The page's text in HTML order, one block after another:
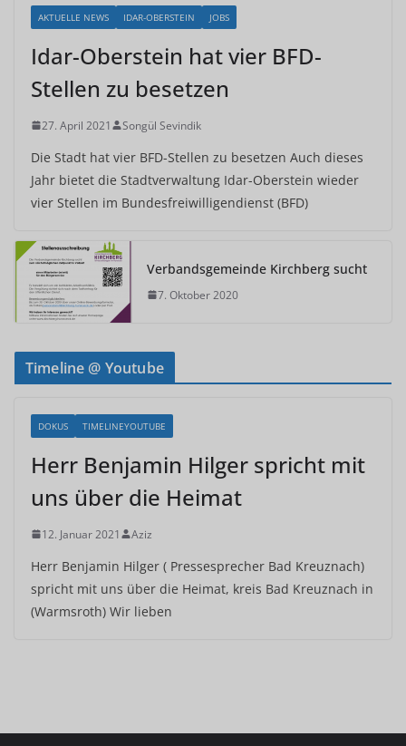
AKTUELLE NEWS IDAR-OBERSTEIN JOBS
Idar-Oberstein hat vier BFD-
Stellen zu besetzen
27. April 2021 Songül Sevindik
Die Stadt hat vier BFD-Stellen zu besetzen Auch dieses
Jahr bietet die Stadtverwaltung Idar-Oberstein wieder
vier Stellen im Bundesfreiwilligendienst (BFD)
Verbandsgemeinde Kirchberg sucht
7. Oktober 2020
Timeline @ Youtube
DOKUS TIMELINEYOUTUBE
Herr Benjamin Hilger spricht mit
uns über die Heimat
12. Januar 2021 Aziz
Herr Benjamin Hilger ( Pressesprecher Bad Kreuznach)
spricht mit uns über die Heimat, kreis Bad Kreuznach in
(Warmsroth) Wir lieben